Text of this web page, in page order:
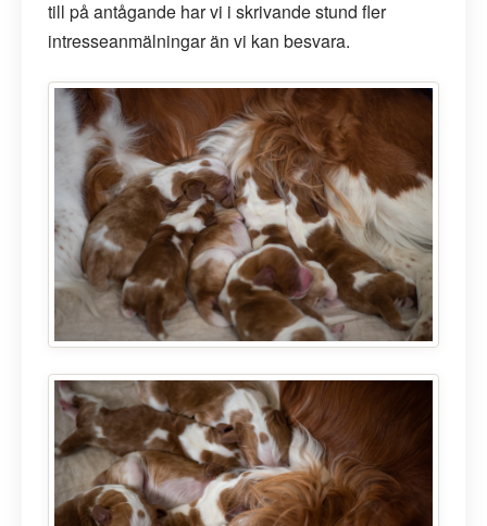
till på antågande har vi i skrivande stund fler
intresseanmälningar än vi kan besvara.